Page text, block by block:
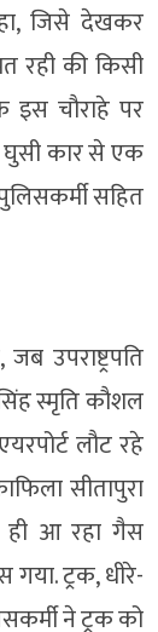
जिसे देखकर
रही की किसी
इस चौराहे पर
कार से एक
सहित
उपराष्ट्रपति
स्मृति कौशल
लौट रहे
सीतापुरा
ही आ रहा गैस
ट्रक, धीरे-
ने ट्रक को